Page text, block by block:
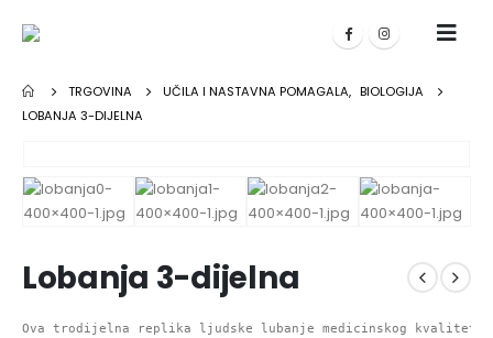
TRGOVINA UČILA I NASTAVNA POMAGALA, BIOLOGIJA
LOBANJA 3-DIJELNA
Lobanja 3-dijelna
Ova trodijelna replika ljudske lubanje medicinskog kvaliteta